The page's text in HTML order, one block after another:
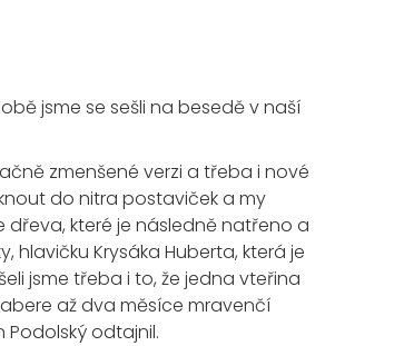
jsme se sešli na besedě v naší
zmenšené verzi a třeba i nové
do nitra postaviček a my
dřeva, které je následně natřeno a
Krysáka Huberta, která je
jsme třeba i to, že jedna vteřina
až dva měsíce mravenčí
odtajnil.